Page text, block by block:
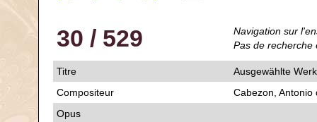
30 / 529
Navigation sur
Pas de recherche
Titre
Ausgewählte
Compositeur
Cabezon, Antonio
Opus